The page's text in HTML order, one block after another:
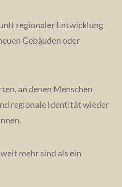
regionaler Entwicklung
Gebäuden oder
an denen Menschen
regionale Identität wieder
mehr sind als ein